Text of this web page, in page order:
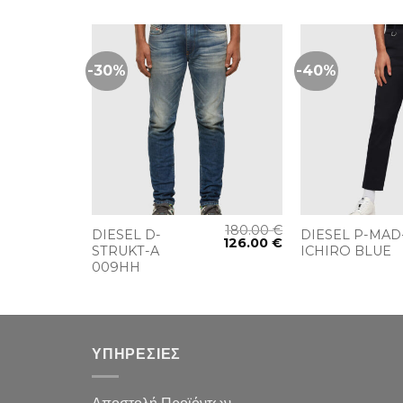
-30%
DIESEL D-
STRUKT-A
009HH
180.00€
126.00€
-40%
DIESEL P-
ICHIRO BLUE
ΥΠΗΡΕΣΙΕΣ